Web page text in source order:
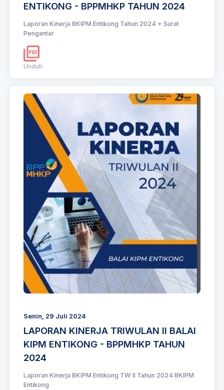
ENTIKONG - BPPMHKP TAHUN 2024
Laporan Kinerja BKIPM Entikong Tahun 2024 + Surat
Pengantar
Unduh
Senin, 29 Juli 2024
LAPORAN KINERJA TRIWULAN II BALAI
KIPM ENTIKONG - BPPMHKP TAHUN
2024
Laporan Kinerja BKIPM Entikong TW II Tahun 2024 BKIPM
Entikong